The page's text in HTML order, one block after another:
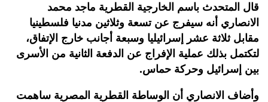
قال المتحدث باسم الخارجية القطرية ماجد محمد
الانصاري أنه سيفرج عن تسعة وثلاثين مدنيا فلسطينيا
مقابل ثلاثة عشر إسرائيليا وسبعة أجانب خارج الإتفاق،
لتكتمل بذلك عملية الإفراج عن الدفعة الثانية من الأسرى
بين إسرائيل وحركة حماس.
وأضاف الانصاري أن الوساطة القطرية المصرية ساهمت